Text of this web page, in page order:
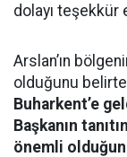
dolayı teşekkür
Arslan’ın
olduğunu
Buharkent’e
Başkanın
önemli